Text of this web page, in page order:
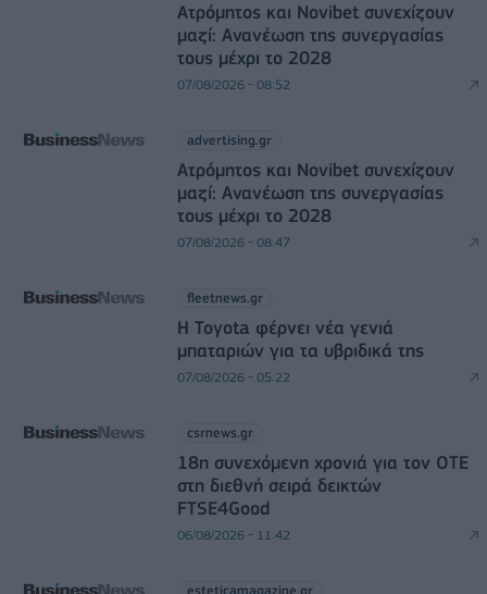
Ατρόμητος και Novibet συνεχίζουν
μαζί: Ανανέωση της συνεργασίας
τους μέχρι το 2028
07/08/2026 - 08:52
advertising.gr
Ατρόμητος και Novibet συνεχίζουν
μαζί: Ανανέωση της συνεργασίας
τους μέχρι το 2028
07/08/2026 - 08:47
fleetnews.gr
Η Toyota φέρνει νέα γενιά
μπαταριών για τα υβριδικά της
07/08/2026 - 05:22
csrnews.gr
18η συνεχόμενη χρονιά για τον ΟΤΕ
στη διεθνή σειρά δεικτών
FTSE4Good
06/08/2026 - 11:42
esteticamagazine.gr